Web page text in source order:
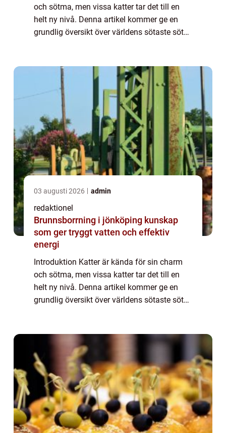
och sötma, men vissa katter tar det till en
helt ny nivå. Denna artikel kommer ge en
grundlig översikt över världens sötaste söta
03 augusti 2026 admin
redaktionel
Brunnsborrning i jönköping kunskap
som ger tryggt vatten och effektiv
energi
Introduktion Katter är kända för sin charm
och sötma, men vissa katter tar det till en
helt ny nivå. Denna artikel kommer ge en
grundlig översikt över världens sötaste söta